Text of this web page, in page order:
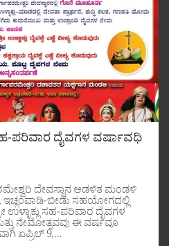
ಸಹ-ಪರಿವಾರ ದೈವಗಳ ವರ್ಷಾವಧಿ
ದೇವಸ್ಥಾನ ಆಡಳಿತ ಮಂಡಳಿ
ಇಚ್ಲಂಪಾಡಿ-ಬೀಡು ಸಹಯೋಗದಲ್ಲಿ
ಸಹ-ಪರಿವಾರ ದೈವಗಳ
ನೇಮೋತ್ಸವವು ಈ ವರ್ಷವೂ
ಏಪ್ರಿಲ್ 9,…